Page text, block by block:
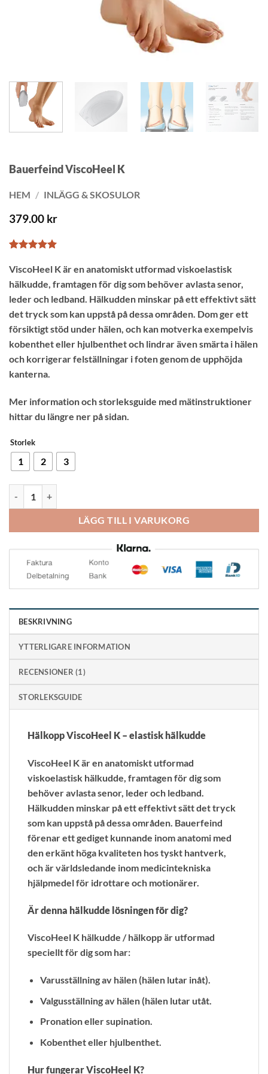
Bauerfeind ViscoHeel K
HEM / INLÄGG & SKOSULOR
379.00 kr
av 5
kundrecension
ViscoHeel K är en anatomiskt utformad viskoelastisk
hälkudde, framtagen för dig som behöver avlasta senor,
leder och ledband. Hälkudden minskar på ett effektivt sätt
det tryck som kan uppstå på dessa områden. Dom ger ett
försiktigt stöd under hälen, och kan motverka exempelvis
kobenthet eller hjulbenthet och lindrar även smärta i hälen
och korrigerar felställningar i foten genom de upphöjda
kanterna.
Mer information och storleksguide med mätinstruktioner
hittar du längre ner på sidan.
Storlek
1 2 3
LÄGG TILL I VARUKORG
BESKRIVNING
YTTERLIGARE INFORMATION
RECENSIONER (1)
STORLEKSGUIDE
Hälkopp ViscoHeel K – elastisk hälkudde
ViscoHeel K är en anatomiskt utformad
viskoelastisk hälkudde, framtagen för dig som
behöver avlasta senor, leder och ledband.
Hälkudden minskar på ett effektivt sätt det tryck
som kan uppstå på dessa områden. Bauerfeind
förenar ett gediget kunnande inom anatomi med
den erkänt höga kvaliteten hos tyskt hantverk,
och är världsledande inom medicintekniska
hjälpmedel för idrottare och motionärer.
Är denna hälkudde lösningen för dig?
ViscoHeel K hälkudde / hälkopp är utformad
speciellt för dig som har:
Varusställning av hälen (hälen lutar inåt).
Valgusställning av hälen (hälen lutar utåt.
Pronation eller supination.
Kobenthet eller hjulbenthet.
Hur fungerar ViscoHeel K?